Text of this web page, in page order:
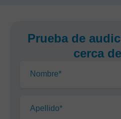
Prueba de
cerca
Nombre*
Apellido*